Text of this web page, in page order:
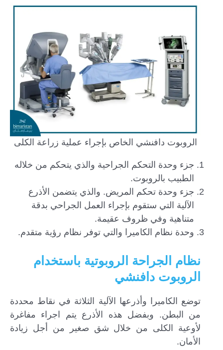
الروبوت دافنشي الخاص بإجراء عملية زراعة الكلى
جزء وحدة التحكم الجراحية والذي يتحكم من خلاله
الطبيب بالروبوت.
جزء وحدة تحكم المريض. والذي يتضمن الأذرع
الآلية التي ستقوم بإجراء العمل الجراحي بدقة
متناهية وفي ظروف عقيمة.
وحدة نظام الكاميرا والتي توفر نظام رؤية متقدم.
نظام الجراحة الروبوتية باستخدام
الروبوت دافنشي
توضع الكاميرا وأذرعها الآلية الثلاثة في نقاط محددة
من البطن. وبفضل هذه الأذرع يتم اجراء مفاغرة
لأوعية الكلى من خلال شق صغير من أجل زيادة
الأمان.